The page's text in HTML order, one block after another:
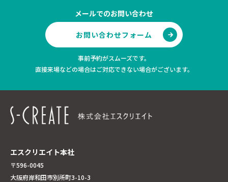
エスクリエイト本社
〒596-0045
大阪府岸和田市別所町3-10-3
メールでのお問い合わせ
お問い合わせフォーム
事前予約がスムーズです。
直接来場などの場合はご対応できない場合がございます。